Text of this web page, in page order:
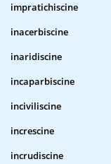
impratichiscine
inacerbiscine
inaridiscine
incaparbiscine
inciviliscine
increscine
incrudiscine